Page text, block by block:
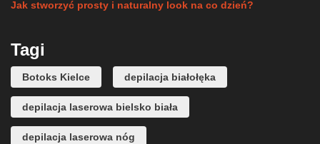
Jak stworzyć prosty i naturalny look na co dzień?
Tagi
Botoks Kielce depilacja białołęka
depilacja laserowa bielsko biała
depilacja laserowa nóg